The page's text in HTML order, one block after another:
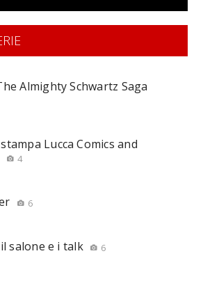
Almighty Schwartz Saga
Lucca Comics and
4
6
salone e i talk 6